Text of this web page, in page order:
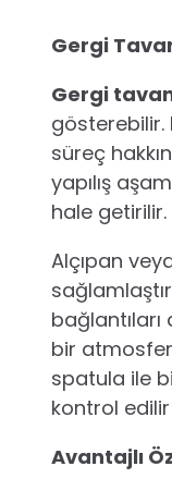
Gergi
Gergi tavan
gösterebilir.
süreç
yapılış
hale getirilir.
Alçıpan
bir atmosfer
spatula ile
kontrol
Avantajlı